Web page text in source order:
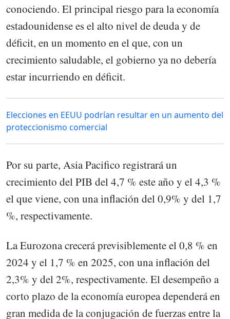
conociendo. El principal riesgo para la economía
estadounidense es el alto nivel de deuda y de
déficit, en un momento en el que, con un
crecimiento saludable, el gobierno ya no debería
estar incurriendo en déficit.
Elecciones en EEUU podrían resultar en un aumento del
proteccionismo comercial
Por su parte, Asia Pacifico registrará un
crecimiento del PIB del 4,7 % este año y el 4,3 %
el que viene, con una inflación del 0,9% y del 1,7
%, respectivamente.
La Eurozona crecerá previsiblemente el 0,8 % en
2024 y el 1,7 % en 2025, con una inflación del
2,3% y del 2%, respectivamente. El desempeño a
corto plazo de la economía europea dependerá en
gran medida de la conjugación de fuerzas entre la